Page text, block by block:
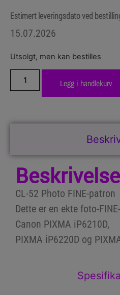
Estimert leveringsdato ved
15.07.2026
Utsolgt, men kan bestilles
Legg i handlekurv
Beskrivelse
CL-52 Photo FINE-patron
Dette er en ekte foto-
Canon PIXMA iP6210D,
PIXMA iP6220D og